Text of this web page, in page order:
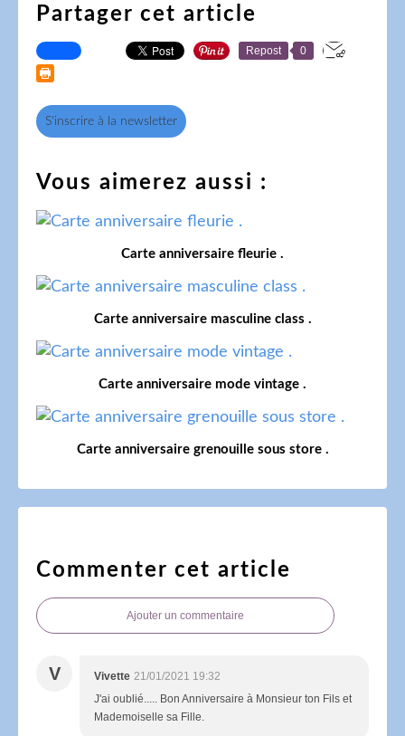
Partager cet article
Repost 0
S'inscrire à la newsletter
Vous aimerez aussi :
Carte anniversaire fleurie .
Carte anniversaire masculine class .
Carte anniversaire mode vintage .
Carte anniversaire grenouille sous store .
Commenter cet article
Ajouter un commentaire
V Vivette 21/01/2021 19:32
J'ai oublié..... Bon Anniversaire à Monsieur ton Fils et
Mademoiselle sa Fille.